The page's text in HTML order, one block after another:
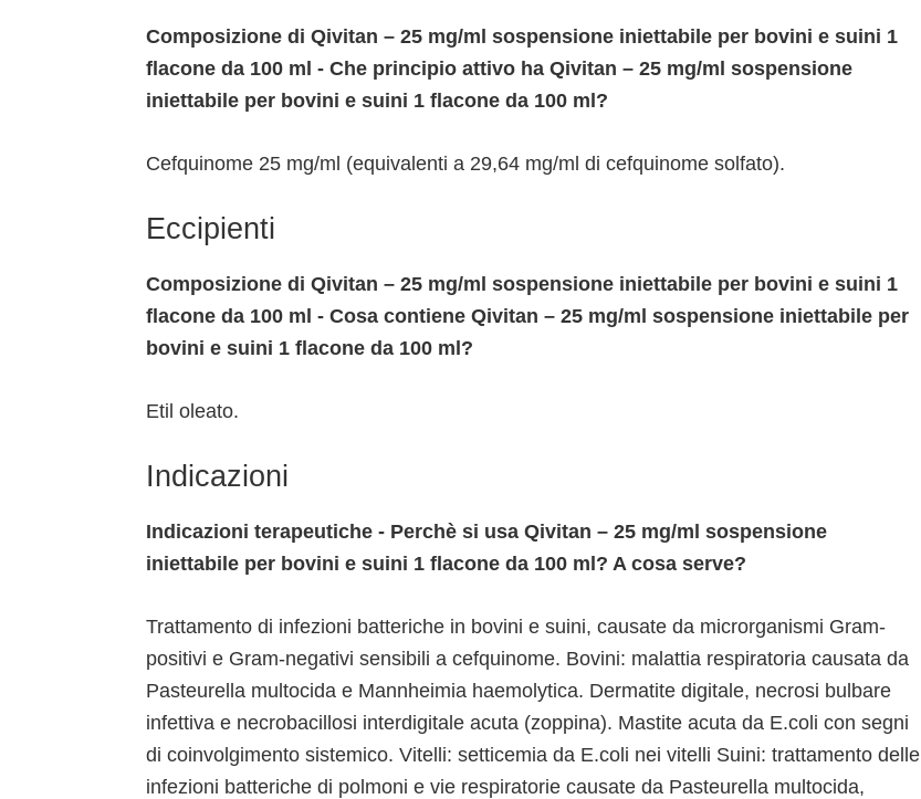
Composizione di Qivitan – 25 mg/ml sospensione iniettabile per bovini e suini 1
flacone da 100 ml - Che principio attivo ha Qivitan – 25 mg/ml sospensione
iniettabile per bovini e suini 1 flacone da 100 ml?
Cefquinome 25 mg/ml (equivalenti a 29,64 mg/ml di cefquinome solfato).
Eccipienti
Composizione di Qivitan – 25 mg/ml sospensione iniettabile per bovini e suini 1
flacone da 100 ml - Cosa contiene Qivitan – 25 mg/ml sospensione iniettabile per
bovini e suini 1 flacone da 100 ml?
Etil oleato.
Indicazioni
Indicazioni terapeutiche - Perchè si usa Qivitan – 25 mg/ml sospensione
iniettabile per bovini e suini 1 flacone da 100 ml? A cosa serve?
Trattamento di infezioni batteriche in bovini e suini, causate da microrganismi Gram-
positivi e Gram-negativi sensibili a cefquinome. Bovini: malattia respiratoria causata da
Pasteurella multocida e Mannheimia haemolytica. Dermatite digitale, necrosi bulbare
infettiva e necrobacillosi interdigitale acuta (zoppina). Mastite acuta da E.coli con segni
di coinvolgimento sistemico. Vitelli: setticemia da E.coli nei vitelli Suini: trattamento delle
infezioni batteriche di polmoni e vie respiratorie causate da Pasteurella multocida,